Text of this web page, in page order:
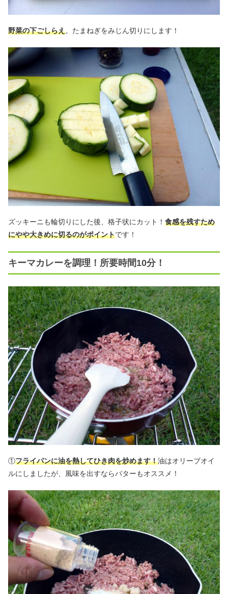
野菜の下ごしらえ。たまねぎをみじん切りにします！
ズッキーニも輪切りにした後、格子状にカット！ 食感を残すため
にやや大きめに切るのがポイントです！
キーマカレーを調理！所要時間10分！
①フライパンに油を熱してひき肉を炒めます！油はオリーブオイ
ルにしましたが、風味を出すならバターもオススメ！